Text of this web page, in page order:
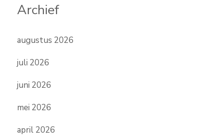
Archief
augustus 2026
juli 2026
juni 2026
mei 2026
april 2026